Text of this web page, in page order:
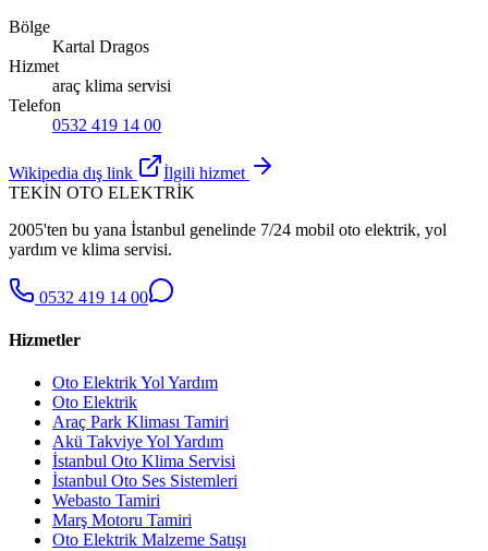
Bölge
Kartal Dragos
Hizmet
araç klima servisi
Telefon
0532 419 14 00
Wikipedia dış link
İlgili hizmet
TEKİN OTO ELEKTRİK
2005'ten bu yana İstanbul genelinde 7/24 mobil oto elektrik, yol
yardım ve klima servisi.
0532 419 14 00
Hizmetler
Oto Elektrik Yol Yardım
Oto Elektrik
Araç Park Kliması Tamiri
Akü Takviye Yol Yardım
İstanbul Oto Klima Servisi
İstanbul Oto Ses Sistemleri
Webasto Tamiri
Marş Motoru Tamiri
Oto Elektrik Malzeme Satışı